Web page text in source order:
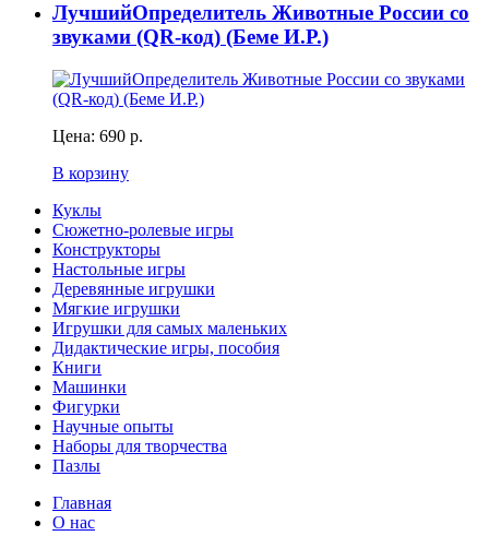
ЛучшийОпределитель Животные России со
звуками (QR-код) (Беме И.Р.)
Цена: 690 р.
В корзину
Куклы
Сюжетно-ролевые игры
Конструкторы
Настольные игры
Деревянные игрушки
Мягкие игрушки
Игрушки для самых маленьких
Дидактические игры, пособия
Книги
Машинки
Фигурки
Научные опыты
Наборы для творчества
Пазлы
Главная
О нас